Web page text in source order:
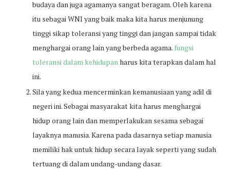
budaya dan juga agamanya sangat beragam. Oleh karena
itu sebagai WNI yang baik maka kita harus menjunung
tinggi sikap toleransi yang tinggi dan jangan sampai tidak
menghargai orang lain yang berbeda agama. fungsi
toleransi dalam kehidupanharus kita terapkan dalam hal
ini.
Sila yang kedua mencerminkan kemanusiaan yang adil di
negeri ini. Sebagai masyarakat kita harus menghargai
hidup orang lain dan memperlakukan sesama sebagai
layaknya manusia. Karena pada dasarnya setiap manusia
memiliki hak untuk hidup secara layak seperti yang sudah
tertuang di dalam undang-undang dasar.